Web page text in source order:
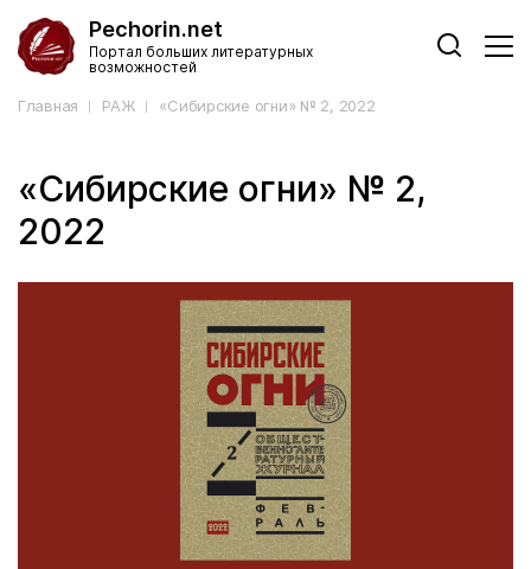
Pechorin.net
Портал больших литературных
возможностей
Главная РАЖ «Сибирские огни» № 2, 2022
«Сибирские огни» № 2,
2022